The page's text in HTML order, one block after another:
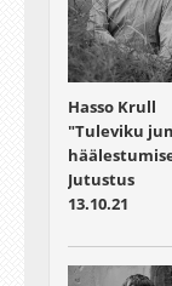
Hasso Krull
"Tuleviku
Jutustus
13.10.21